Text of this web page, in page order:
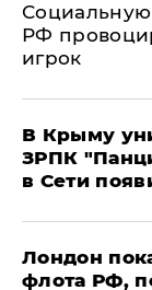
РФ
игрок
В Крыму
ЗРПК
в Сети
Лондон
флота РФ,